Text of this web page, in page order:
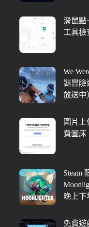
滑鼠點
工具檢
We
謎冒險
放送中
圖片上
費圖床
Steam
晚上下
免費遊